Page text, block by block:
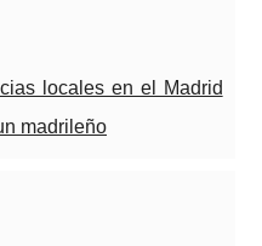
locales en el Madrid
madrileño